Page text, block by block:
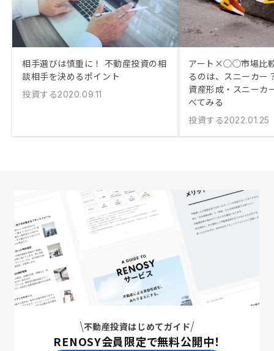
相手選びは慎重に！ 不動産投資の相
談相手を決めるポイント
投資する2020.09.11
アート×◯◯市場比
るのは、スニーカー
資産形成・スニーカ
べてみる
投資する2022.01.25
不動産投資はじめてガイド
RENOSY会員限定で無料公開中！